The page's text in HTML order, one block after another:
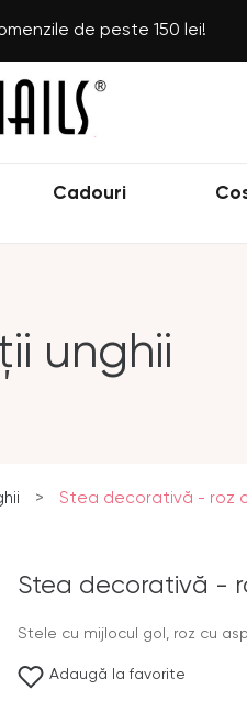
de peste 150 lei!
Cadouri
unghii
> Stea decorativă - roz
Stea decorativă -
Stele cu mijlocul gol, roz cu
Adaugă la favorite